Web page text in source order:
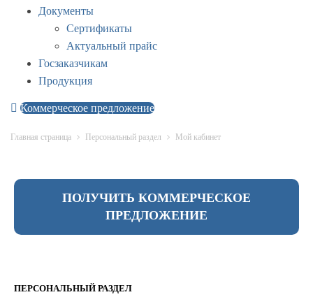
Документы
Сертификаты
Актуальный прайс
Госзаказчикам
Продукция
Коммерческое предложение
Главная страница Персональный раздел Мой кабинет
ПОЛУЧИТЬ КОММЕРЧЕСКОЕ
ПРЕДЛОЖЕНИЕ
ПЕРСОНАЛЬНЫЙ РАЗДЕЛ